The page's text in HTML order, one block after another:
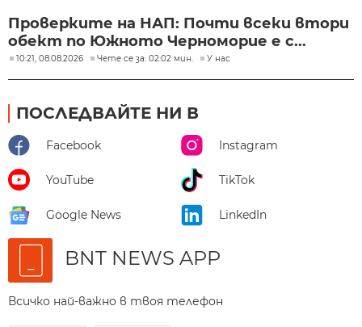
Проверките на НАП: Почти всеки втори
обект по Южното Черноморие е с...
10:21, 08.08.2026 Чете се за: 02:02 мин. У нас
ПОСЛЕДВАЙТЕ НИ В
Facebook Instagram
YouTube TikTok
Google News LinkedIn
BNT NEWS APP
Всичко най-важно в твоя телефон